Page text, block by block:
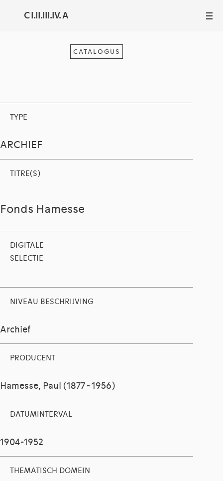
C I.II.III.IV. A III
CATALOGUS
TYPE
ARCHIEF
TITRE(S)
Fonds Hamesse
DIGITALE
SELECTIE
NIVEAU BESCHRIJVING
Archief
PRODUCENT
Hamesse, Paul (1877 - 1956)
DATUMINTERVAL
1904-1952
THEMATISCH DOMEIN